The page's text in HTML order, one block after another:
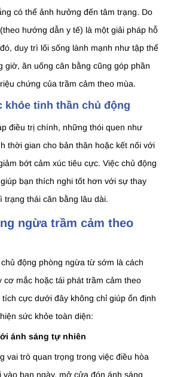
có thể ảnh hưởng đến tâm trạng. Do
hướng dẫn y tế) là một giải pháp hỗ
duy trì lối sống lành mạnh như tập thể
giờ, ăn uống cân bằng cũng góp phần
chứng của trầm cảm theo mùa.
khỏe tinh thần chủ động
điều trị chính, những thói quen như
thời gian cho bản thân hoặc kết nối với
bớt cảm xúc tiêu cực. Việc chủ động
bạn thích nghi tốt hơn với sự thay
trạng thái cân bằng lâu dài.
ngừa trầm cảm theo
động phòng ngừa từ sớm là cách
cơ mắc hoặc tái phát trầm cảm theo
cực dưới đây không chỉ giúp ổn định
sức khỏe toàn diện:
ánh sáng tự nhiên
vai trò quan trọng trong việc điều hòa
vào ban ngày, mở cửa đón ánh sáng